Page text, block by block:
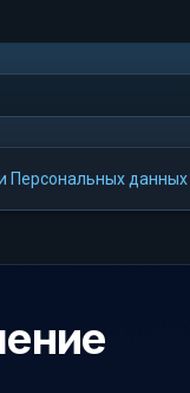
Персональных данных